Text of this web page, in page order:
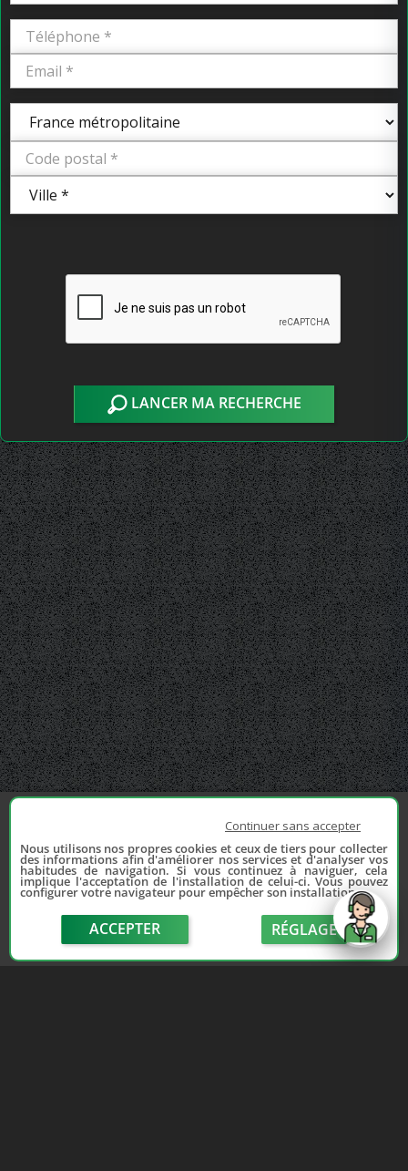
LANCER MA RECHERCHE
Continuer sans accepter
Nous utilisons nos propres cookies et ceux de tiers pour collecter
des informations afin d'améliorer nos services et d'analyser vos
habitudes de navigation. Si vous continuez à naviguer, cela
implique l'acceptation de l'installation de celui-ci. Vous pouvez
configurer votre navigateur pour empêcher son installation.
ACCEPTER RÉGLAGE